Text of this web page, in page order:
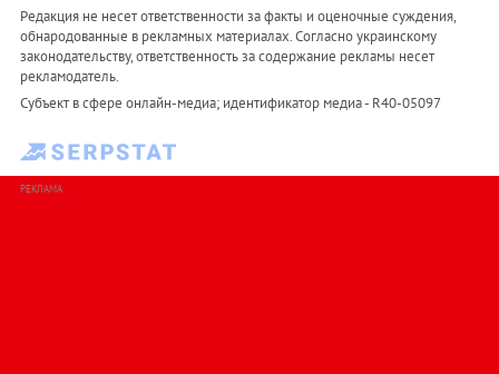
Редакция не несет ответственности за факты и оценочные суждения,
обнародованные в рекламных материалах. Согласно украинскому
законодательству, ответственность за содержание рекламы несет
рекламодатель.
Субъект в сфере онлайн-медиа; идентификатор медиа - R40-05097
РЕКЛАМА